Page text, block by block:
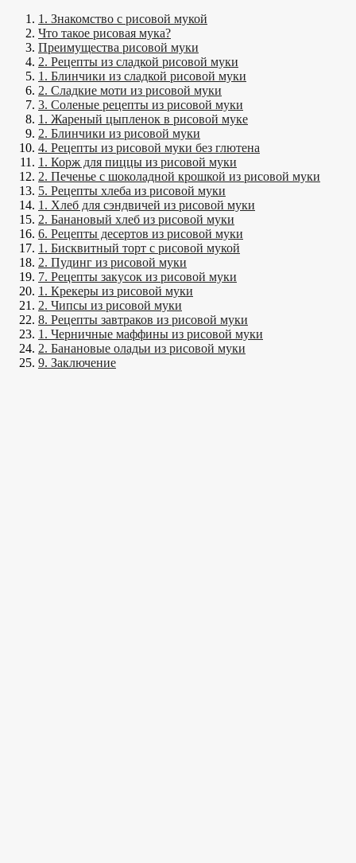
1. Знакомство с рисовой мукой
Что такое рисовая мука?
Преимущества рисовой муки
2. Рецепты из сладкой рисовой муки
1. Блинчики из сладкой рисовой муки
2. Сладкие моти из рисовой муки
3. Соленые рецепты из рисовой муки
1. Жареный цыпленок в рисовой муке
2. Блинчики из рисовой муки
4. Рецепты из рисовой муки без глютена
1. Корж для пиццы из рисовой муки
2. Печенье с шоколадной крошкой из рисовой муки
5. Рецепты хлеба из рисовой муки
1. Хлеб для сэндвичей из рисовой муки
2. Банановый хлеб из рисовой муки
6. Рецепты десертов из рисовой муки
1. Бисквитный торт с рисовой мукой
2. Пудинг из рисовой муки
7. Рецепты закусок из рисовой муки
1. Крекеры из рисовой муки
2. Чипсы из рисовой муки
8. Рецепты завтраков из рисовой муки
1. Черничные маффины из рисовой муки
2. Банановые оладьи из рисовой муки
9. Заключение